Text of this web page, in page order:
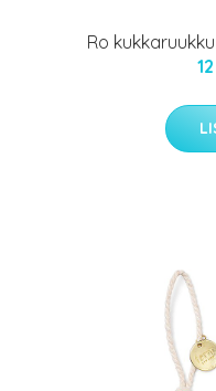
Ro